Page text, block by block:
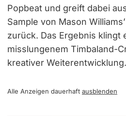
Popbeat und greift dabei
Sample von Mason
zurück. Das Ergebnis klingt
misslungenem Timbaland-
kreativer Weiterentwicklung.
Alle Anzeigen dauerhaft ausblenden